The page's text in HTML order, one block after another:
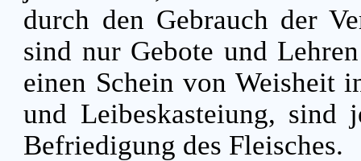
durch den Gebrauch der
sind nur Gebote und
einen Schein von Weisheit
und Leibeskasteiung, sind
Befriedigung des Fleisches.